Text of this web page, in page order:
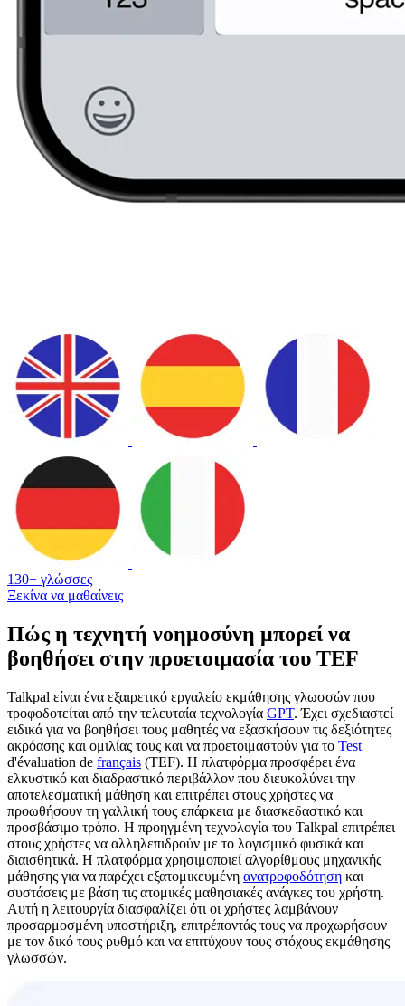
130+ γλώσσες
Ξεκίνα να μαθαίνεις
Πώς η τεχνητή νοημοσύνη μπορεί να
βοηθήσει στην προετοιμασία του TEF
Talkpal είναι ένα εξαιρετικό εργαλείο εκμάθησης γλωσσών που
τροφοδοτείται από την τελευταία τεχνολογία GPT. Έχει σχεδιαστεί
ειδικά για να βοηθήσει τους μαθητές να εξασκήσουν τις δεξιότητες
ακρόασης και ομιλίας τους και να προετοιμαστούν για το Test
d'évaluation de français (TEF). Η πλατφόρμα προσφέρει ένα
ελκυστικό και διαδραστικό περιβάλλον που διευκολύνει την
αποτελεσματική μάθηση και επιτρέπει στους χρήστες να
προωθήσουν τη γαλλική τους επάρκεια με διασκεδαστικό και
προσβάσιμο τρόπο. Η προηγμένη τεχνολογία του Talkpal επιτρέπει
στους χρήστες να αλληλεπιδρούν με το λογισμικό φυσικά και
διαισθητικά. Η πλατφόρμα χρησιμοποιεί αλγορίθμους μηχανικής
μάθησης για να παρέχει εξατομικευμένη ανατροφοδότηση και
συστάσεις με βάση τις ατομικές μαθησιακές ανάγκες του χρήστη.
Αυτή η λειτουργία διασφαλίζει ότι οι χρήστες λαμβάνουν
προσαρμοσμένη υποστήριξη, επιτρέποντάς τους να προχωρήσουν
με τον δικό τους ρυθμό και να επιτύχουν τους στόχους εκμάθησης
γλωσσών.